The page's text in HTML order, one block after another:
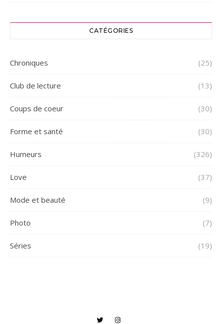
CATÉGORIES
Chroniques (25)
Club de lecture (13)
Coups de coeur (30)
Forme et santé (30)
Humeurs (326)
Love (37)
Mode et beauté (9)
Photo (7)
Séries (19)